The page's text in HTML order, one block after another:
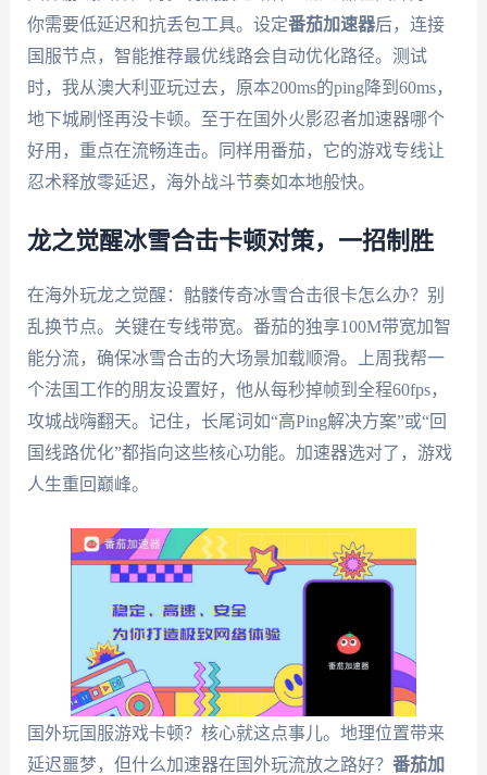
你需要低延迟和抗丢包工具。设定番茄加速器后，连接
国服节点，智能推荐最优线路会自动优化路径。测试
时，我从澳大利亚玩过去，原本200ms的ping降到60ms，
地下城刷怪再没卡顿。至于在国外火影忍者加速器哪个
好用，重点在流畅连击。同样用番茄，它的游戏专线让
忍术释放零延迟，海外战斗节奏如本地般快。
龙之觉醒冰雪合击卡顿对策，一招制胜
在海外玩龙之觉醒：骷髅传奇冰雪合击很卡怎么办？别
乱换节点。关键在专线带宽。番茄的独享100M带宽加智
能分流，确保冰雪合击的大场景加载顺滑。上周我帮一
个法国工作的朋友设置好，他从每秒掉帧到全程60fps，
攻城战嗨翻天。记住，长尾词如“高Ping解决方案”或“回
国线路优化”都指向这些核心功能。加速器选对了，游戏
人生重回巅峰。
国外玩国服游戏卡顿？核心就这点事儿。地理位置带来
延迟噩梦，但什么加速器在国外玩流放之路好？ 番茄加